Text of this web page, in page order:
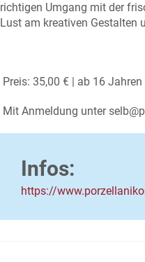
richtigen Umgang mit der
Lust am kreativen Gestalten
Preis: 35,00 € | ab 16 Jahren
Mit Anmeldung unter
Infos:
https://